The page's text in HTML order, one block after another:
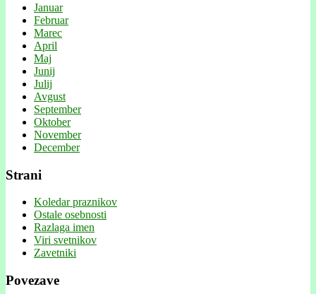
Januar
Februar
Marec
April
Maj
Junij
Julij
Avgust
September
Oktober
November
December
Strani
Koledar praznikov
Ostale osebnosti
Razlaga imen
Viri svetnikov
Zavetniki
Povezave